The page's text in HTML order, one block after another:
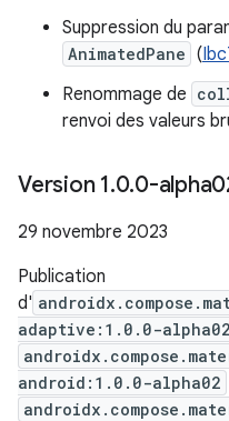
Suppression du
AnimatedPane (
Renommage de
renvoi des valeurs
Version 1.0.0-
29 novembre 2023
Publication
d'
adaptive:1.0.0-alpha02
android:1.0.0-alpha02